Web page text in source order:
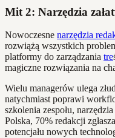
Mit 2: Narzędzia
Nowoczesne narzędzia
rozwiążą wszystkich
platformy do zarządzania tre
magiczne rozwiązania na
Wielu managerów ulega
natychmiast poprawi
szkolenia zespołu,
Polska, 70% redakcji
potencjału nowych